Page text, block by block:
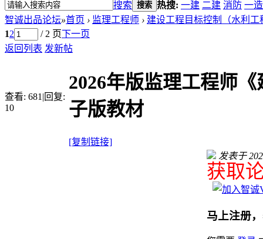
搜索 搜索 热搜: 一建 二建 消防 一造
智诚出品论坛»首页 › 监理工程师 › 建设工程目标控制（水利工
12 / 2 页下一页
返回列表 发新帖
查看: 681 |回复:
10
2026年版监理工程师
子版教材
[复制链接]
发表于
获取
马上注册